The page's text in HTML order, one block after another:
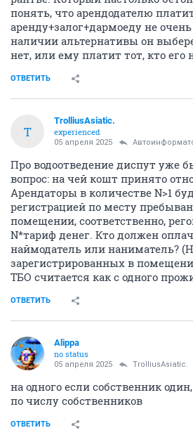
понять, что арендодателю
аренду+залог+дармоеду не
наличии альтернативы он
нет, или ему платит тот, кто его
ОТВЕТИТЬ
T
TrolliusAsiatic.
experienced
05 апреля 2025
Про водоотведение диспут уже
вопрос: на чей кошт принято
Арендаторы в количестве N>1
регистрацией по месту
помещении, соответственно,
N*тариф денег. Кто должен
наймодатель или наниматель?
зарегистрированных в
ТБО считается как с одного
ОТВЕТИТЬ
Alippa
no status
05 апреля 2025 TrolliusAsiatic.
на одного если собственник
по числу собственников
ОТВЕТИТЬ